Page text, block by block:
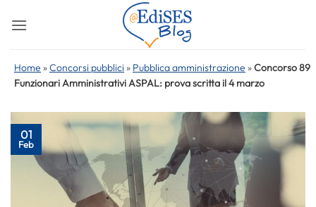
Home »Concorsi pubblici » Pubblica amministrazione »Concorso 89
Funzionari Amministrativi ASPAL: prova scritta il 4 marzo
01
Feb